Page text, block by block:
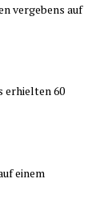
vergebens auf
erhielten 60
einem